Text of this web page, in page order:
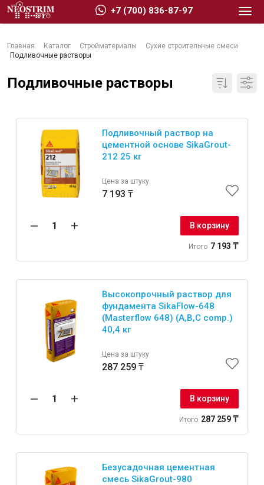
Главная Каталог Стройматериалы
Сухие строительные смеси
Подливочные растворы
Подливочные растворы
Подливочный раствор на
цементной основе SikaGrout-
212 25 кг
Цена за штуку
7 193 ₸
В корзину
Итого 7 193 ₸
Высокопрочный раствор для
фундамента SikaFlow-648
(Masterflow 648) (A,B,C comp.)
40,4 кг
Цена за штуку
287 259 ₸
В корзину
Итого 287 259 ₸
Безусадочная цементная
смесь SikaGrout-980
+7 (700) 836-87-97
Сухие строительные смеси
Гидроизоляция
Изоляционные материалы
Кровельные материалы
Лакокрасочные материалы
Герметики
Клеи, жидкие гвозди
Обои
Инженерные системы